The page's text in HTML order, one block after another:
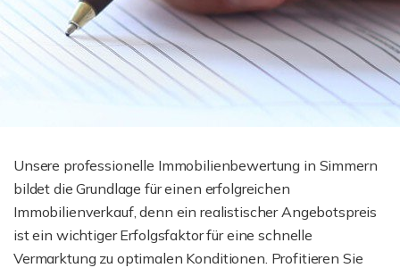
Unsere professionelle Immobilienbewertung in Simmern
bildet die Grundlage für einen erfolgreichen
Immobilienverkauf, denn ein realistischer Angebotspreis
ist ein wichtiger Erfolgsfaktor für eine schnelle
Vermarktung zu optimalen Konditionen. Profitieren Sie